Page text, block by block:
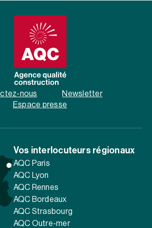
nous
Newsletter
Espace presse
Vos interlocuteurs régionaux
AQC Paris
AQC Lyon
AQC Rennes
AQC Bordeaux
AQC Strasbourg
AQC Outre-mer